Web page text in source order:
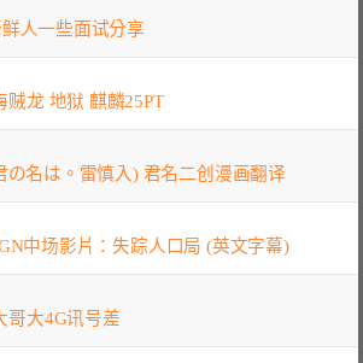
人一些面试分享
贼龙 地狱 麒麟25PT
の名は。雷慎入) 君名二创漫画翻译
中场影片：失踪人口局 (英文字幕)
哥大4G讯号差